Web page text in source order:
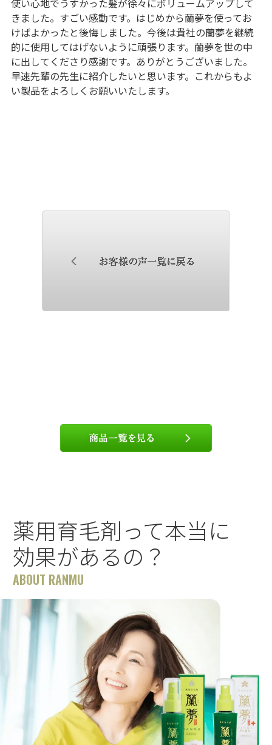
使い心地でうすかった髪が徐々にボリュームアップして
きました。すごい感動です。はじめから蘭夢を使ってお
けばよかったと後悔しました。今後は貴社の蘭夢を継続
的に使用してはげないように頑張ります。蘭夢を世の中
に出してくださり感謝です。ありがとうございました。
早速先輩の先生に紹介したいと思います。これからもよ
い製品をよろしくお願いいたします。
薬用育毛剤って本当に
効果があるの？
ABOUT RANMU